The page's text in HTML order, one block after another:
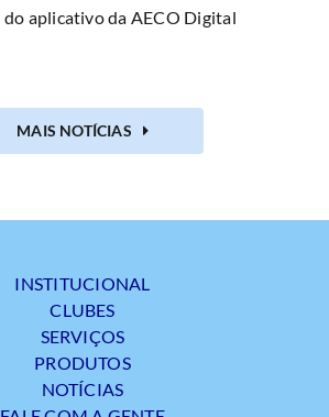
do aplicativo da AECO Digital
MAIS NOTÍCIAS
INSTITUCIONAL
CLUBES
SERVIÇOS
PRODUTOS
NOTÍCIAS